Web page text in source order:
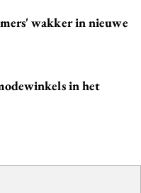
wakker in nieuwe
in het